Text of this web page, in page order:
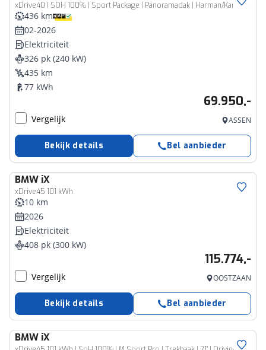
xDrive40 | SOH 100% | Sport Package | Panoramadak | Harman/Kardon
436 km
02-2026
Elektriciteit
326 pk (240 kW)
435 km
77 kWh
69.950,-
Vergelijk ASSEN
Bekijk details Bel aanbieder
BMW iX
xDrive45 101 kWh
10 km
2026
Elektriciteit
408 pk (300 kW)
115.774,-
Vergelijk OOSTZAAN
Bekijk details Bel aanbieder
BMW iX